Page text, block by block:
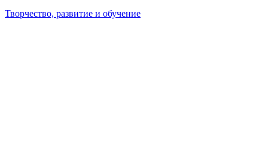
Творчество, развитие и обучение